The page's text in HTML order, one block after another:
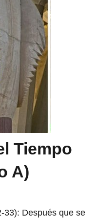
Tiempo
A)
33): Después que se